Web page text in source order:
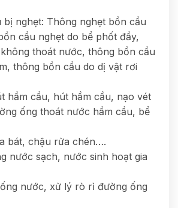
bị nghẹt: Thông nghẹt bồn cầu
cầu nghẹt do bể phốt đầy,
thoát nước, thông bồn cầu
thông bồn cầu do dị vật rơi
hầm cầu, hút hầm cầu, nạo vét
ống thoát nước hầm cầu, bể
bát, chậu rửa chén….
nước sạch, nước sinh hoạt gia
nước, xử lý rò rỉ đường ống